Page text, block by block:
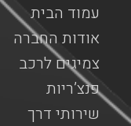
עמוד הבית
אודות החברה
צמיגים לרכב
פנצ’ריות
שירותי דרך